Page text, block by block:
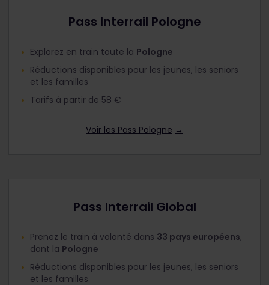
Pass Interrail Pologne
Explorez en train toute la Pologne
Réductions disponibles pour les jeunes, les seniors
et les familles
Tarifs à partir de 58 €
Voir les Pass Pologne →
Pass Interrail Global
Prenez le train à volonté dans 33 pays européens,
dont la Pologne
Réductions disponibles pour les jeunes, les seniors
et les familles